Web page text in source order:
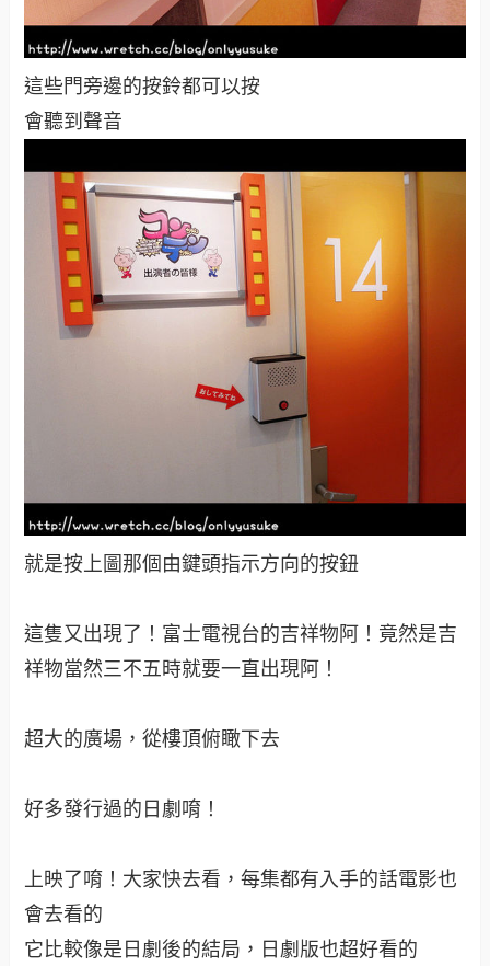
這些門旁邊的按鈴都可以按
會聽到聲音
就是按上圖那個由鍵頭指示方向的按鈕